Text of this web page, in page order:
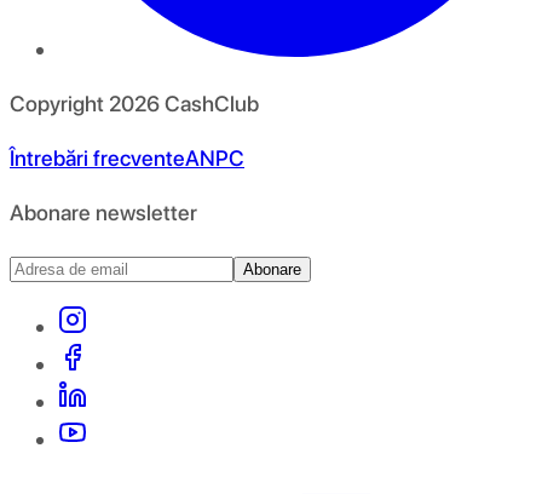
Copyright 2026CashClub
Întrebări frecventeANPC
Abonare newsletter
Abonare